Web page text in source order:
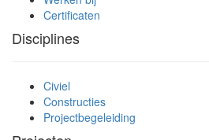
Certificaten
Disciplines
Civiel
Constructies
Projectbegeleiding